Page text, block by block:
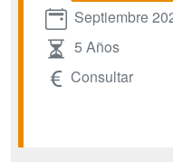
Septiembre
5 Años
Consultar